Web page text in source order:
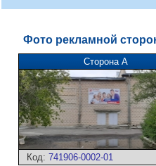
Фото рекламной
Сторона А
Код:741906-0002-01